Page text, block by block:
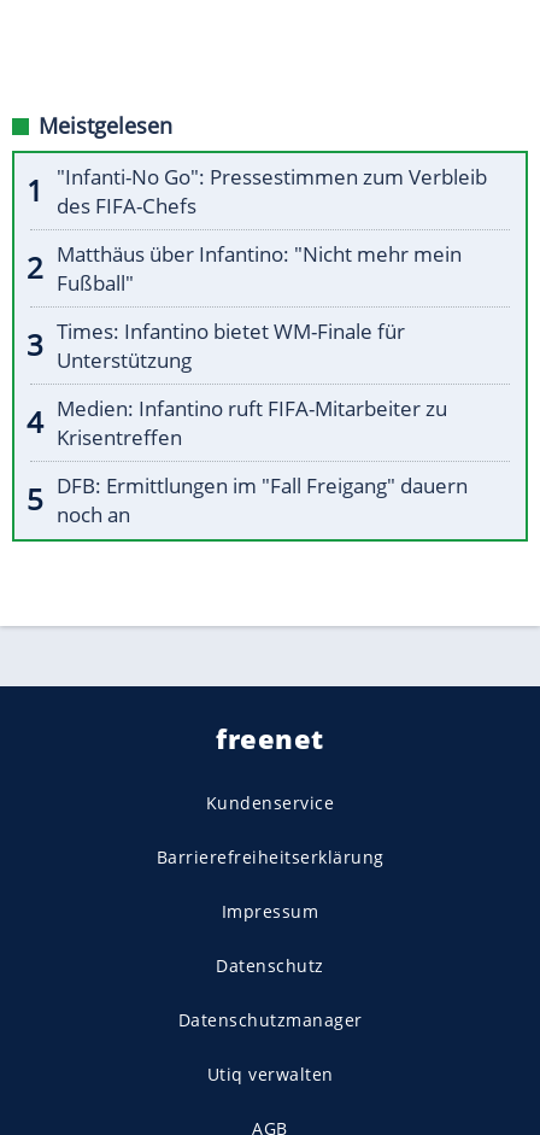
Meistgelesen
"Infanti-No Go": Pressestimmen zum Verbleib
des FIFA-Chefs
Matthäus über Infantino: "Nicht mehr mein
Fußball"
Times: Infantino bietet WM-Finale für
Unterstützung
Medien: Infantino ruft FIFA-Mitarbeiter zu
Krisentreffen
DFB: Ermittlungen im "Fall Freigang" dauern
noch an
freenet
Kundenservice
Barrierefreiheitserklärung
Impressum
Datenschutz
Datenschutzmanager
Utiq verwalten
AGB